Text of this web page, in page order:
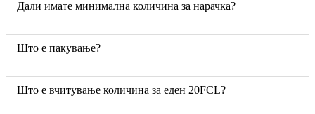
Дали имате минимална количина за нарачка?
Што е пакување?
Што е вчитување количина за еден 20FCL?